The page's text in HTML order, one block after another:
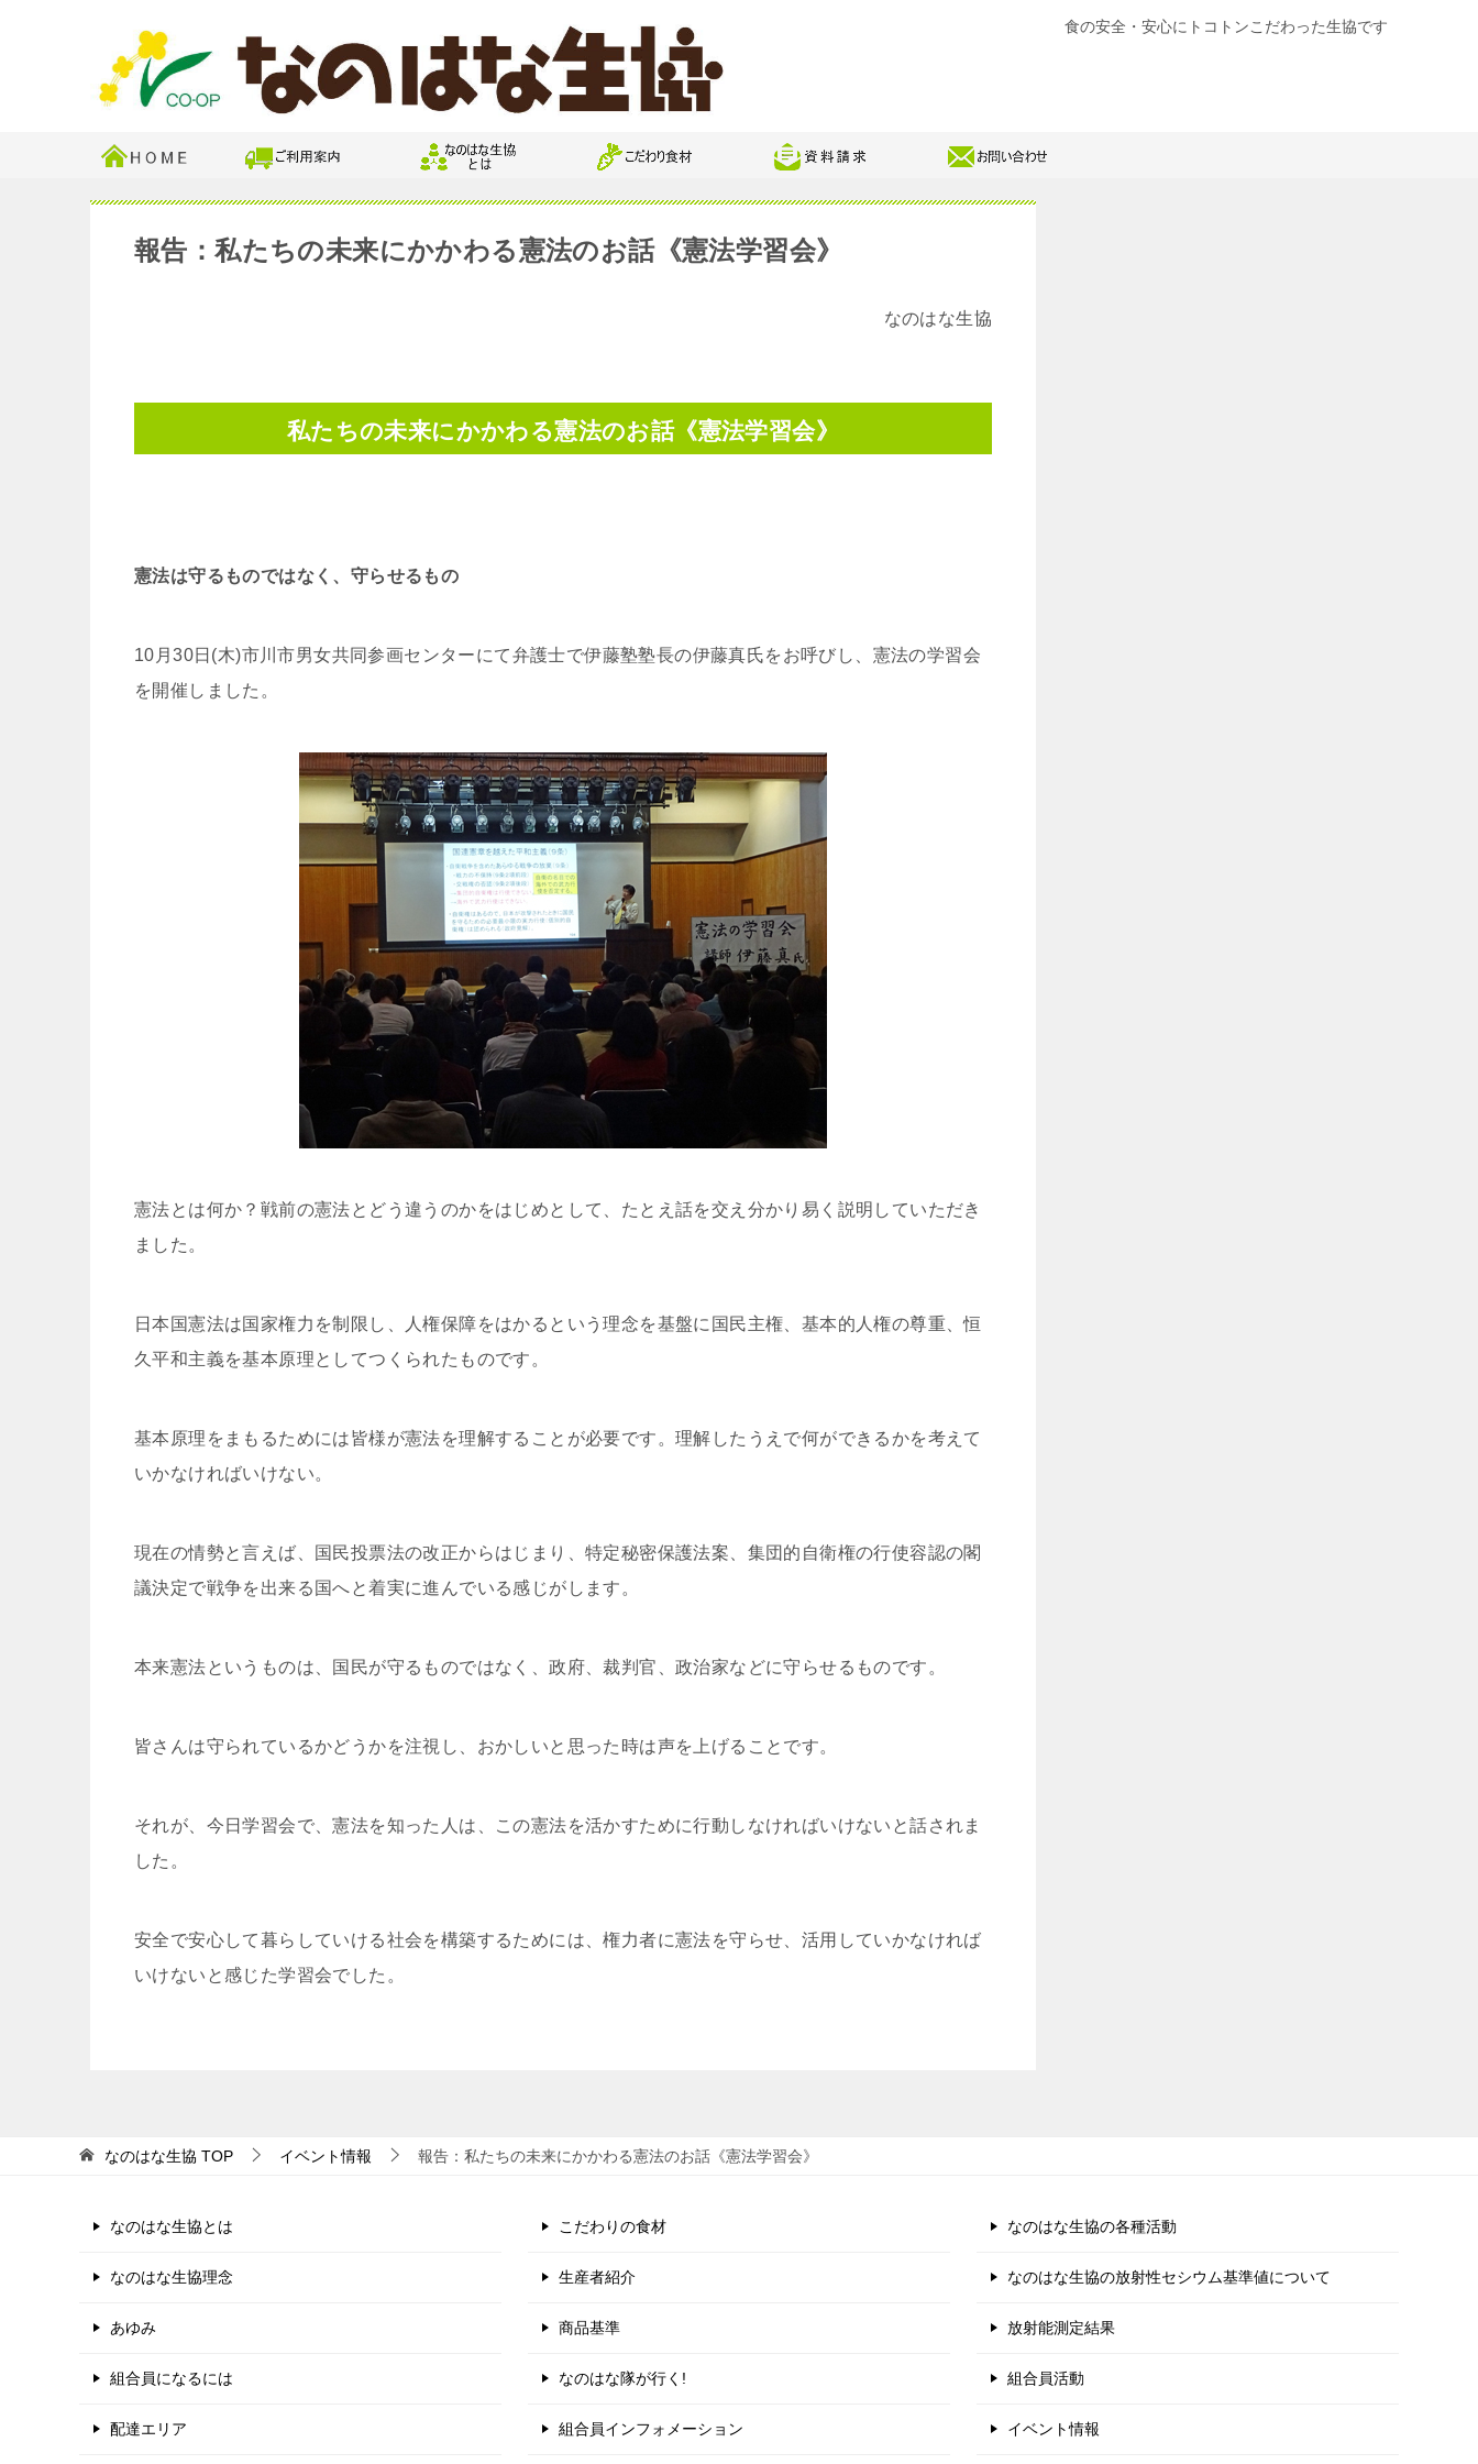
食の安全・安心にトコトンこだわった生協です
報告：私たちの未来にかかわる憲法のお話《憲法学習会》
なのはな生協
私たちの未来にかかわる憲法のお話《憲法学習会》
憲法は守るものではなく、守らせるもの
10月30日(木)市川市男女共同参画センターにて弁護士で伊藤塾塾長の伊藤真氏をお呼びし、憲法の学習会
を開催しました。
憲法とは何か？戦前の憲法とどう違うのかをはじめとして、たとえ話を交え分かり易く説明していただき
ました。
日本国憲法は国家権力を制限し、人権保障をはかるという理念を基盤に国民主権、基本的人権の尊重、恒
久平和主義を基本原理としてつくられたものです。
基本原理をまもるためには皆様が憲法を理解することが必要です。理解したうえで何ができるかを考えて
いかなければいけない。
現在の情勢と言えば、国民投票法の改正からはじまり、特定秘密保護法案、集団的自衛権の行使容認の閣
議決定で戦争を出来る国へと着実に進んでいる感じがします。
本来憲法というものは、国民が守るものではなく、政府、裁判官、政治家などに守らせるものです。
皆さんは守られているかどうかを注視し、おかしいと思った時は声を上げることです。
それが、今日学習会で、憲法を知った人は、この憲法を活かすために行動しなければいけないと話されま
した。
安全で安心して暮らしていける社会を構築するためには、権力者に憲法を守らせ、活用していかなければ
いけないと感じた学習会でした。
なのはな生協 TOP イベント情報 報告：私たちの未来にかかわる憲法のお話《憲法学習会》
なのはな生協とは
なのはな生協理念
あゆみ
組合員になるには
配達エリア
こだわりの食材
生産者紹介
商品基準
なのはな隊が行く!
組合員インフォメーション
なのはな生協の各種活動
なのはな生協の放射性セシウム基準値について
放射能測定結果
組合員活動
イベント情報